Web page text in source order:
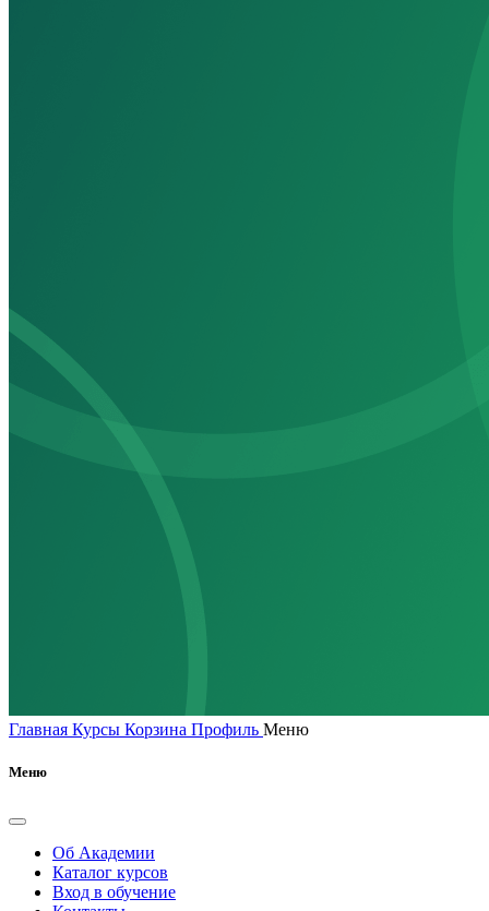
Главная Курсы Корзина Профиль Меню
Меню
Об Академии
Каталог курсов
Вход в обучение